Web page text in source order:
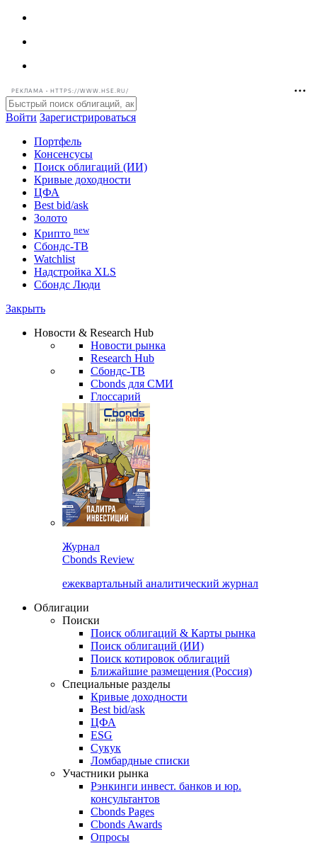
РЕКЛАМА • HTTPS://WWW.HSE.RU/
Войти Зарегистрироваться
Портфель
Консенсусы
Поиск облигаций (ИИ)
Кривые доходности
ЦФА
Best bid/ask
Золото
Крипто new
Сбондс-ТВ
Watchlist
Надстройка XLS
Сбондс Люди
Закрыть
Новости & Research Hub
Новости рынка
Research Hub
Сбондс-ТВ
Cbonds для СМИ
Глоссарий
Журнал
Cbonds Review
ежеквартальный аналитический журнал
Облигации
Поиски
Поиск облигаций & Карты рынка
Поиск облигаций (ИИ)
Поиск котировок облигаций
Ближайшие размещения (Россия)
Специальные разделы
Кривые доходности
Best bid/ask
ЦФА
ESG
Сукук
Ломбардные списки
Участники рынка
Рэнкинги инвест. банков и юр.
консультантов
Cbonds Pages
Cbonds Awards
Опросы